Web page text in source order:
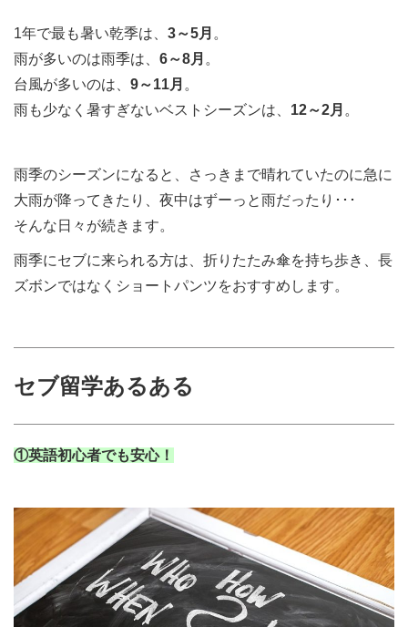
1年で最も暑い乾季は、 3～5月 。
雨が多いのは雨季は、 6～8月 。
台風が多いのは、 9～11月 。
雨も少なく暑すぎないベストシーズンは、 12～2月 。
雨季のシーズンになると、さっきまで晴れていたのに急に
大雨が降ってきたり、夜中はずーっと雨だったり･･･
そんな日々が続きます。
雨季にセブに来られる方は、折りたたみ傘を持ち歩き、長
ズボンではなくショートパンツをおすすめします。
セブ留学あるある
①英語初心者でも安心！